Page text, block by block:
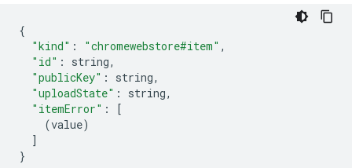
{
"kind" : "chromewebstore#item" ,
"id" : string,
"publicKey" : string,
"uploadState" : string,
"itemError" :
[
(value)
]
}